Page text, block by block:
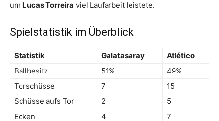
um Lucas Torreira viel Laufarbeit leistete.
Spielstatistik im Überblick
Statistik Galatasaray
Atlético
Ballbesitz
51%
49%
Torschüsse
7
15
Schüsse aufs Tor
2
5
Ecken
4 7